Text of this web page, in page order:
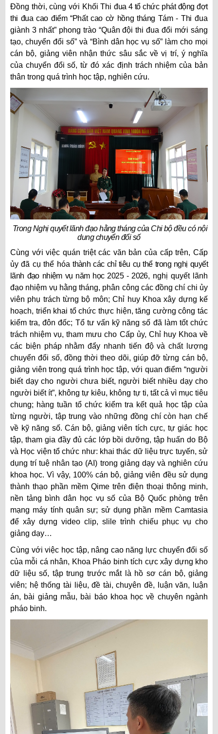
Đồng thời, cùng với Khối Thi đua 4 tổ chức phát động đợt
thi đua cao điểm “Phất cao cờ hồng tháng Tám - Thi đua
giành 3 nhất” phong trào “Quân đội thi đua đổi mới sáng
tạo, chuyển đổi số” và “Bình dân học vụ số” làm cho mọi
cán bộ, giảng viên nhận thức sâu sắc về vị trí, ý nghĩa
của chuyển đổi số, từ đó xác định trách nhiệm của bản
thân trong quá trình học tập, nghiên cứu.
Trong Nghị quyết lãnh đạo hằng tháng của Chi bộ đều có nội
dung chuyển đổi số
Cùng với việc quán triệt các văn bản của cấp trên, Cấp
ủy đã cụ thể hóathành các chỉ tiêu cụ thể trong nghị quyết
lãnh đạo nhiệm vụ năm học 2025 - 2026, nghị quyết lãnh
đạo nhiệm vụ hằng tháng, phân công các đồng chí chi ủy
viên phụ trách từng bộ môn; Chỉ huy Khoa xây dựng kế
hoạch, triển khai tổ chức thực hiện, tăng cường công tác
kiểm tra, đôn đốc; Tổ tư vấn kỹ năng số đã làm tốt chức
trách nhiệm vụ, tham mưu cho Cấp ủy, Chỉ huy Khoa về
các biện pháp nhằm đẩy nhanh tiến độ và chất lượng
chuyển đổi số, đồng thời theo dõi, giúp đỡ từng cán bộ,
giảng viên trong quá trình học tập, với quan điểm “người
biết dạy cho người chưa biết, người biết nhiều dạy cho
người biết ít”, không tự kiêu, không tự ti, tất cả vì mục tiêu
chung; hàng tuần tổ chức kiểm tra kết quả học tập của
từng người, tập trung vào những đồng chí còn hạn chế
về kỹ năng số. Cán bộ, giảng viên tích cực, tự giác học
tập, tham gia đầy đủ các lớp bồi dưỡng, tập huấn do Bộ
và Học viện tổ chức như: khai thác dữ liệu trực tuyến, sử
dụng trí tuệ nhân tạo (AI) trong giảng dạy và nghiên cứu
khoa học. Vì vậy, 100% cán bộ, giảng viên đều sử dụng
thành thạo phần mềm Qime trên điện thoại thông minh,
nền tảng bình dân học vụ số của Bộ Quốc phòng trên
mạng máy tính quân sự; sử dụng phần mềm Camtasia
để xây dựng video clip, slile trình chiếu phục vụ cho
giảng dạy…
Cùng với việc học tập, nâng cao năng lực chuyển đổi số
của mỗi cá nhân, Khoa Pháo binh tích cực xây dựng kho
dữ liệu số, tập trung trước mắt là hồ sơ cán bộ, giảng
viên; hệ thống tài liệu, đề tài, chuyên đề, luận văn, luận
án, bài giảng mẫu, bài báo khoa học về chuyên ngành
pháo binh.